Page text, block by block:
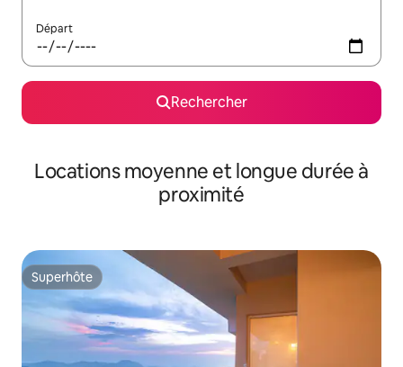
Départ
Rechercher
Locations moyenne et longue durée à
proximité
Superhôte
Superhôte